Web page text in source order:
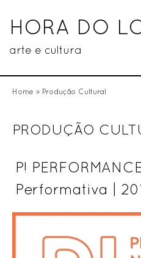
HORA DO
arte e cultura
Home » Produção Cultural
PRODUÇÃO
P!
Performativa |